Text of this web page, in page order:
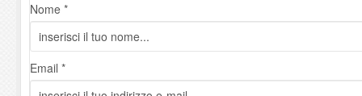
Nome *
Email *